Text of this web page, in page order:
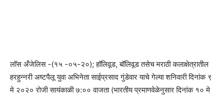
लॉस अँजेलिस -(१५ -०५-२०); हॉलिवूड, बॉलिवूड तसेच मराठी कलाक्षेत्रातील
हरहुन्नरी अष्टपैलू युवा अभिनेता साईप्रसाद गुंडेवार याचे गेल्या शनिवारी दिनांक ९
मे २०२० रोजी सायंकाळी ७:०० वाजता (भारतीय प्रमाणवेळेनुसार दिनांक १० मे